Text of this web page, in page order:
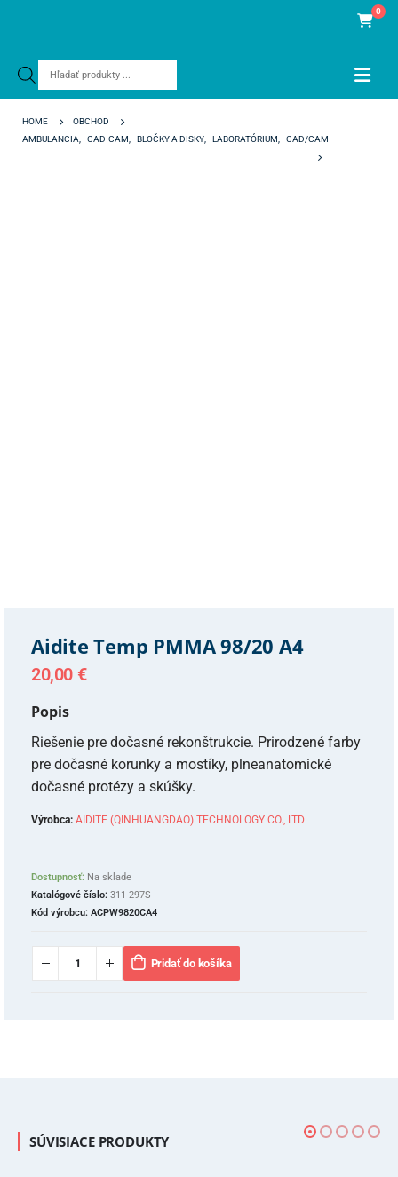
Products
0
HOME
OBCHOD
AMBULANCIA
CAD-CAM BLOČKY A DISKY LABORATÓRIUM CAD/CAM
Aidite Temp PMMA 98/20 A4
20,00 €
Popis
Riešenie pre dočasné rekonštrukcie. Prirodzené farby
pre dočasné korunky a mostíky, plneanatomické
dočasné protézy a skúšky.
Výrobca: AIDITE (QINHUANGDAO) TECHNOLOGY CO., LTD
Dostupnosť: Na sklade
Katalógové číslo: 311-297S
Kód výrobcu: ACPW9820CA4
Pridať do košíka
SÚVISIACE PRODUKTY